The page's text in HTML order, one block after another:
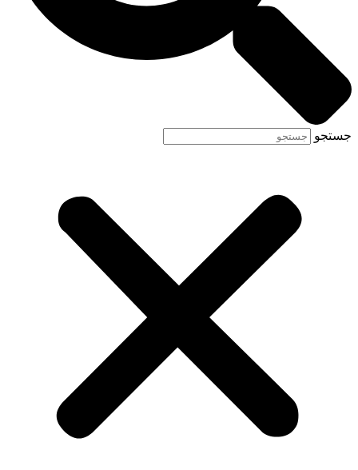
جستجو